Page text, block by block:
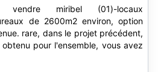
miribel (01)-locaux
de 2600m2 environ, option
pour l'ensemble, vous avez